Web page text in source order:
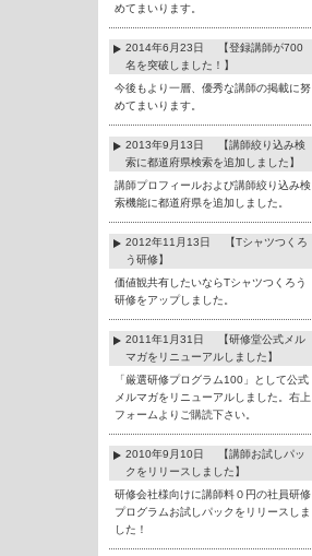
めてまいります。
2014年6月23日 【登録講師が700
名を突破しました！】
今後もより一層、優秀な講師の掲載に努
めてまいります。
2013年9月13日 【講師絞り込み検
索に都道府県検索を追加しました】
講師プロフィールおよび講師絞り込み検
索機能に都道府県を追加しました。
2012年11月13日 【Tシャツつくろ
う研修】
価値観共有したいならTシャツつくろう
研修をアップしました。
2011年1月31日 【研修堂公式メル
マガをリニューアルしました】
「厳選研修プログラム100」として公式
メルマガをリニューアルしました。右上
フォームよりご購読下さい。
2010年9月10日 【講師お試しパッ
クをリリースしました】
研修会社様向けに講師料０円の社員研修
プログラムお試しパックをリリースしま
した！